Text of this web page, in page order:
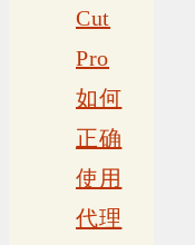
Cut
Pro
如何
正确
使用
代理